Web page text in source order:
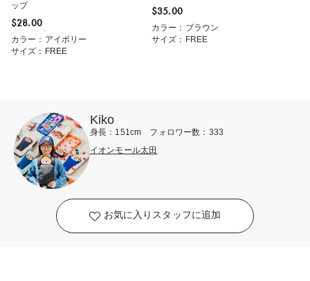
ップ
$‌28.00
カラー：アイボリー
サイズ：FREE
$‌35.00
カラー：ブラウン
サイズ：FREE
Kiko
身長：151cm フォロワー数：333
イオンモール太田
お気に入りスタッフに追加